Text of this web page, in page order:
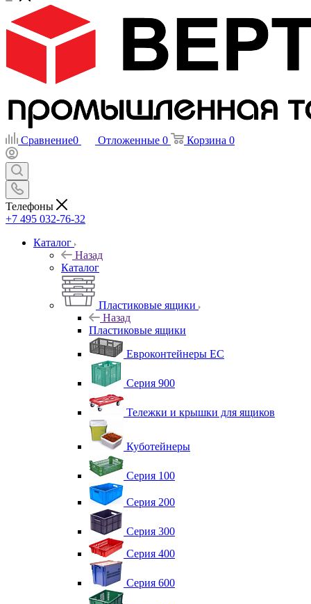
Сравнение0 Отложенные 0 Корзина 0
Телефоны
+7 495 032-76-32
Каталог
Назад
Каталог
Пластиковые ящики
Назад
Пластиковые ящики
Евроконтейнеры ЕС
Серия 900
Тележки и крышки для ящиков
Куботейнеры
Серия 100
Серия 200
Серия 300
Серия 400
Серия 600